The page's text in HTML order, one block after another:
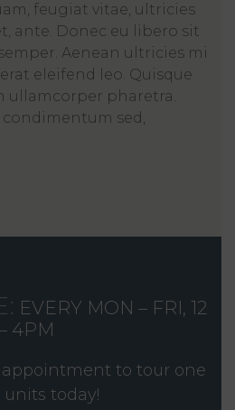
feugiat vitae, ultricies
ante. Donec eu libero sit
Aenean ultricies mi
eleifend leo. Quisque
ullamcorper pharetra.
sed,
EVERY MON – FRI, 12
4PM
to tour one
units today!